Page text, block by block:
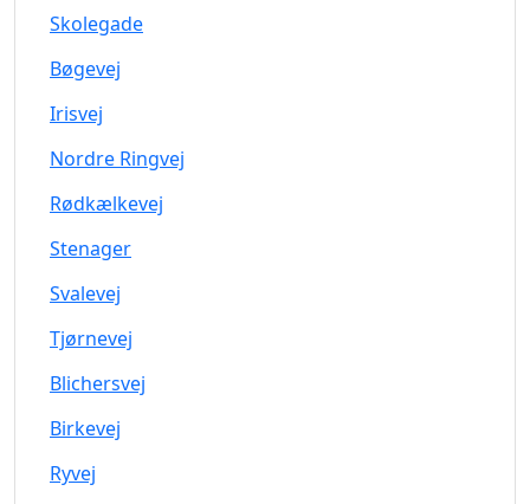
Skolegade
Bøgevej
Irisvej
Nordre Ringvej
Rødkælkevej
Stenager
Svalevej
Tjørnevej
Blichersvej
Birkevej
Ryvej